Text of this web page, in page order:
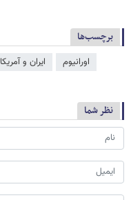
برچسب‌ها
اورانیوم ایران و آمریکا
نظر شما